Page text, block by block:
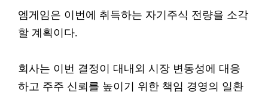
엠게임은 이번에 취득하는 자기주식 전량을 소각
할 계획이다.
회사는 이번 결정이 대내외 시장 변동성에 대응
하고 주주 신뢰를 높이기 위한 책임 경영의 일환